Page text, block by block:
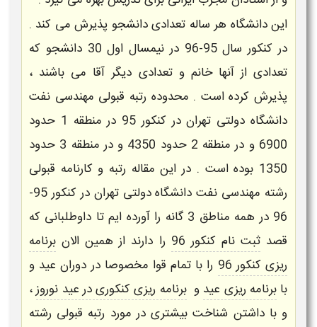
این دانشگاه هر ساله تعدادی دانشجو پذیرش می کند .
در کنکور سال 95-96 در نیمسال اول 30 دانشجو که
تعدادی از آنها خانم و تعدادی دیگر آقا می باشند ،
پذیرش کرده است . محدوده رتبه قبولی مهندسی نفت
دانشگاه دولتی تهران
در کنکور 95 در منطقه 1 حدود
6900 و در منطقه 2 حدود 4350 و در منطقه 3 حدود
1350 بوده است . در این مقاله رتبه و کارنامه قبولی
رشته مهندسی نفت دانشگاه دولتیتهران
در کنکور 95-
96 در همه مناطق 3 گانه را آورده ایم تا داوطلبانی که
قصدثبت نام کنکور 96 را دارند از همین الان برنامه
ریزی کنکور 96
را با تمام قوا مخصوصا در دوران عید و
بابرنامه ریزی عید وبرنامه ریزی کنکوری در عید نوروز،
و با داشتن شناخت بیشتری در مورد رتبه قبولی رشته